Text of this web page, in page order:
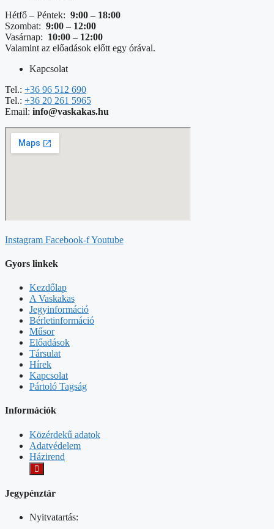
Hétfő – Péntek: 9:00 – 18:00
Szombat: 9:00 – 12:00
Vasárnap: 10:00 – 12:00
Valamint az előadások előtt egy órával.
Kapcsolat
Tel.: +36 96 512 690
Tel.: +36 20 261 5965
Email: info@vaskakas.hu
Instagram Facebook-fYoutube
Gyors linkek
Kezdőlap
A Vaskakas
Jegyinformáció
Bérletinformáció
Műsor
Előadások
Társulat
Hírek
Kapcsolat
Pártoló Tagság
Információk
Közérdekű adatok
Adatvédelem
Házirend
Jegypénztár
Nyitvatartás: